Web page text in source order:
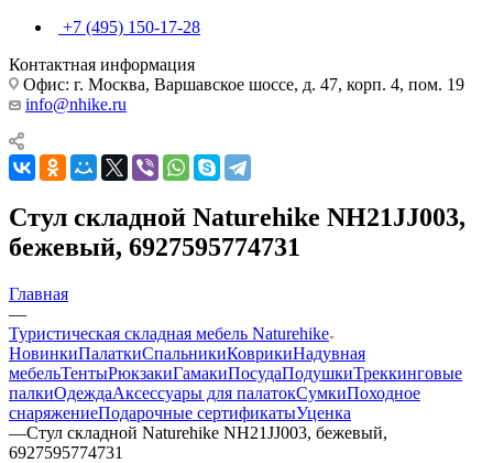
+7 (495) 150-17-28
Контактная информация
Офис: г. Москва, Варшавское шоссе, д. 47, корп. 4, пом. 19
info@nhike.ru
Стул складной Naturehike NH21JJ003,
бежевый, 6927595774731
Главная
—
Туристическая складная мебель Naturehike
НовинкиПалаткиСпальникиКоврикиНадувная
мебельТентыРюкзакиГамакиПосудаПодушкиТреккинговые
палкиОдеждаАксессуары для палатокСумкиПоходное
снаряжениеПодарочные сертификатыУценка
—Стул складной Naturehike NH21JJ003, бежевый,
6927595774731